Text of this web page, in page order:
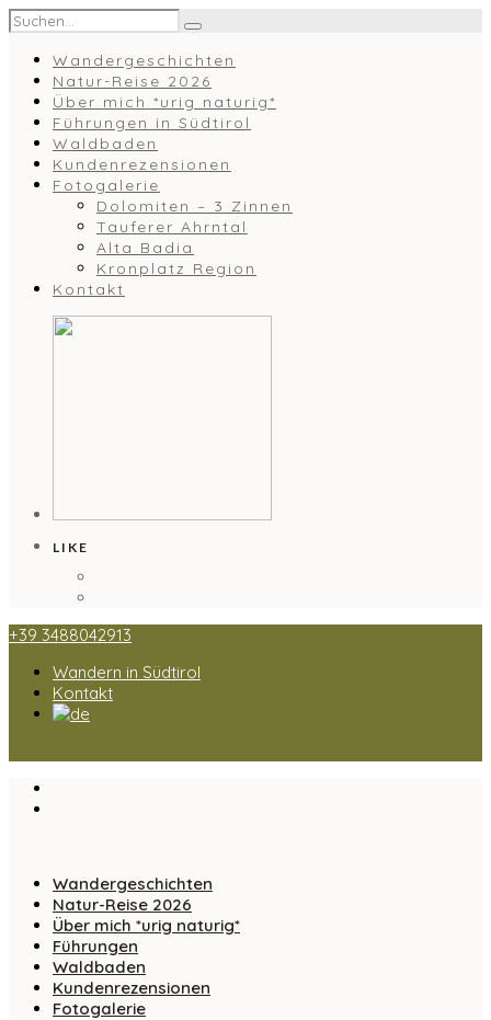
Wandergeschichten
Natur-Reise 2026
Über mich *urig naturig*
Führungen in Südtirol
Waldbaden
Kundenrezensionen
Fotogalerie
Dolomiten – 3 Zinnen
Tauferer Ahrntal
Alta Badia
Kronplatz Region
Kontakt
LIKE
+39 3488042913
Wandern in Südtirol
Kontakt
Wandergeschichten
Natur-Reise 2026
Über mich *urig naturig*
Führungen
Waldbaden
Kundenrezensionen
Fotogalerie